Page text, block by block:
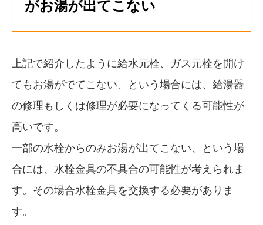
がお湯が出てこない
上記で紹介したように給水元栓、ガス元栓を開け
てもお湯がでてこない、という場合には、給湯器
の修理もしくは修理が必要になってくる可能性が
高いです。
一部の水栓からのみお湯が出てこない、という場
合には、水栓金具の不具合の可能性が考えられま
す。その場合水栓金具を交換する必要がありま
す。